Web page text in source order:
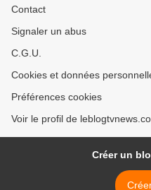
Contact
Signaler un abus
C.G.U.
Cookies et données
Préférences cookies
Voir le profil de
Créer un